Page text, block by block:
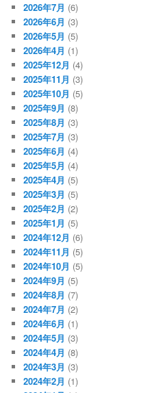
2026年7月 (6)
2026年6月 (3)
2026年5月 (5)
2026年4月 (1)
2025年12月 (4)
2025年11月 (3)
2025年10月 (5)
2025年9月 (8)
2025年8月 (3)
2025年7月 (3)
2025年6月 (4)
2025年5月 (4)
2025年4月 (5)
2025年3月 (5)
2025年2月 (2)
2025年1月 (5)
2024年12月 (6)
2024年11月 (5)
2024年10月 (5)
2024年9月 (5)
2024年8月 (7)
2024年7月 (2)
2024年6月 (1)
2024年5月 (3)
2024年4月 (8)
2024年3月 (3)
2024年2月 (1)